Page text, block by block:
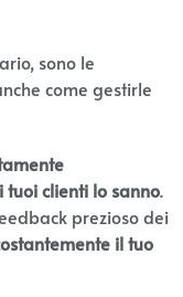
sono le
come gestirle
tuoi clienti lo sanno.
prezioso dei
il tuo